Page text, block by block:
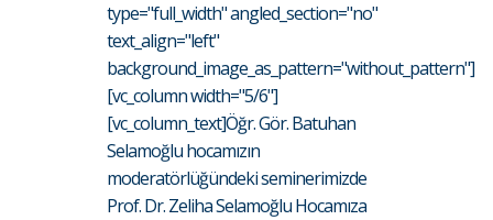
type="full_width" angled_section="no"
text_align="left"
background_image_as_pattern="without_pattern"]
[vc_column width="5/6"]
[vc_column_text]Öğr. Gör. Batuhan
Selamoğlu hocamızın
moderatörlüğündeki seminerimizde
Prof. Dr. Zeliha Selamoğlu Hocamıza